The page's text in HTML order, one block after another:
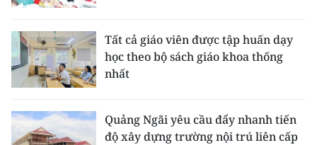
Tất cả giáo viên được tập huấn dạy
học theo bộ sách giáo khoa thống
nhất
Quảng Ngãi yêu cầu đẩy nhanh tiến
độ xây dựng trường nội trú liên cấp